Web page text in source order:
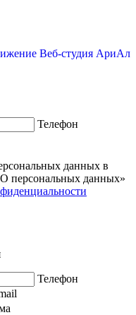
Телефон
данных в
персональных данных»
Телефон